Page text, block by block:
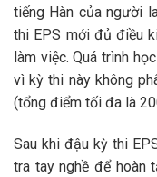
tiếng Hàn của người
thi EPS mới đủ điều
làm việc. Quá trình
vì kỳ thi này không
(tổng điểm tối đa là
Sau khi đậu kỳ thi
tra tay nghề để hoàn